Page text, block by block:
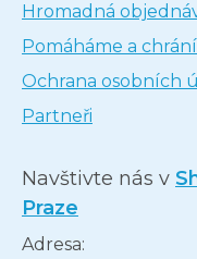
Hromadná
Pomáháme a
Ochrana osobních
Partneři
Navštivte nás v
Praze
Adresa: